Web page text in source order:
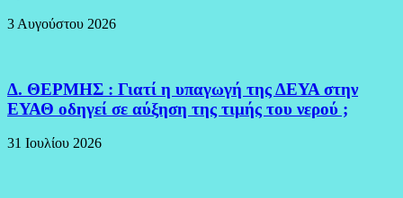
3 Αυγούστου 2026
Δ. ΘΕΡΜΗΣ : Γιατί η υπαγωγή της ΔΕΥΑ στην
ΕΥΑΘ οδηγεί σε αύξηση της τιμής του νερού ;
31 Ιουλίου 2026